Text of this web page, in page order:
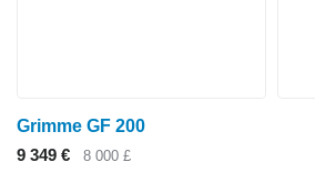
Grimme GF 200
9 349 €
8 000 £